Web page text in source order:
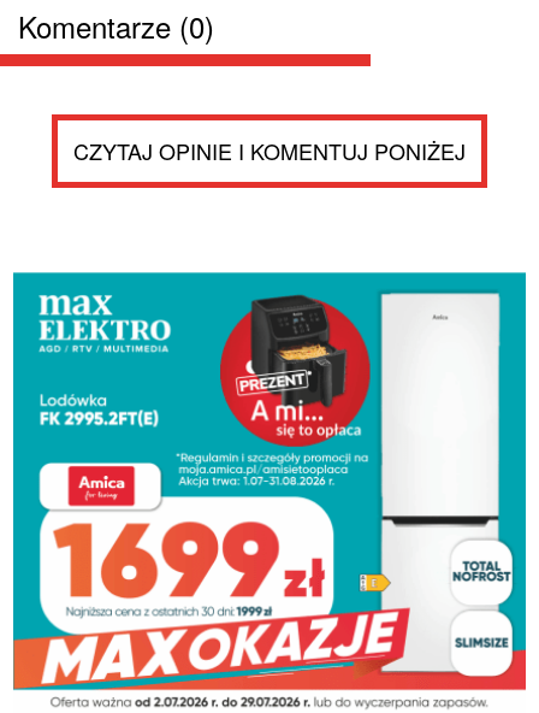
Komentarze (0)
CZYTAJ OPINIE I KOMENTUJ PONIŻEJ